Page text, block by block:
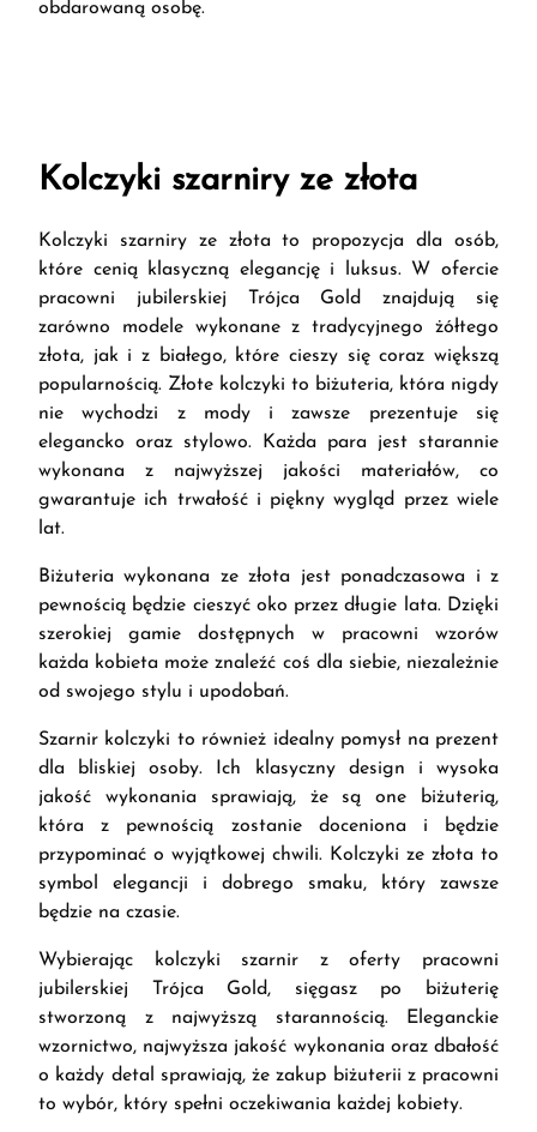
obdarowaną osobę.
Kolczyki szarniry ze złota
Kolczyki szarniry ze złota to propozycja dla osób,
które cenią klasyczną elegancję i luksus. W ofercie
pracowni jubilerskiej Trójca Gold znajdują się
zarówno modele wykonane z tradycyjnego żółtego
złota, jak i z białego, które cieszy się coraz większą
popularnością. Złote kolczyki to biżuteria, która nigdy
nie wychodzi z mody i zawsze prezentuje się
elegancko oraz stylowo. Każda para jest starannie
wykonana z najwyższej jakości materiałów, co
gwarantuje ich trwałość i piękny wygląd przez wiele
lat.
Biżuteria wykonana ze złota jest ponadczasowa i z
pewnością będzie cieszyć oko przez długie lata. Dzięki
szerokiej gamie dostępnych w pracowni wzorów
każda kobieta może znaleźć coś dla siebie, niezależnie
od swojego stylu i upodobań.
Szarnir kolczyki to również idealny pomysł na prezent
dla bliskiej osoby. Ich klasyczny design i wysoka
jakość wykonania sprawiają, że są one biżuterią,
która z pewnością zostanie doceniona i będzie
przypominać o wyjątkowej chwili. Kolczyki ze złota to
symbol elegancji i dobrego smaku, który zawsze
będzie na czasie.
Wybierając kolczyki szarnir z oferty pracowni
jubilerskiej Trójca Gold, sięgasz po biżuterię
stworzoną z najwyższą starannością. Eleganckie
wzornictwo, najwyższa jakość wykonania oraz dbałość
o każdy detal sprawiają, że zakup biżuterii z pracowni
to wybór, który spełni oczekiwania każdej kobiety.